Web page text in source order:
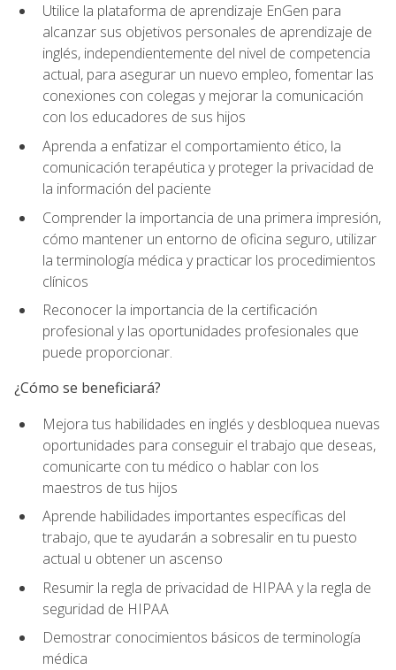
Utilice la plataforma de aprendizaje EnGen para
alcanzar sus objetivos personales de aprendizaje de
inglés, independientemente del nivel de competencia
actual, para asegurar un nuevo empleo, fomentar las
conexiones con colegas y mejorar la comunicación
con los educadores de sus hijos
Aprenda a enfatizar el comportamiento ético, la
comunicación terapéutica y proteger la privacidad de
la información del paciente
Comprender la importancia de una primera impresión,
cómo mantener un entorno de oficina seguro, utilizar
la terminología médica y practicar los procedimientos
clínicos
Reconocer la importancia de la certificación
profesional y las oportunidades profesionales que
puede proporcionar.
¿Cómo se beneficiará?
Mejora tus habilidades en inglés y desbloquea nuevas
oportunidades para conseguir el trabajo que deseas,
comunicarte con tu médico o hablar con los
maestros de tus hijos
Aprende habilidades importantes específicas del
trabajo, que te ayudarán a sobresalir en tu puesto
actual u obtener un ascenso
Resumir la regla de privacidad de HIPAA y la regla de
seguridad de HIPAA
Demostrar conocimientos básicos de terminología
médica